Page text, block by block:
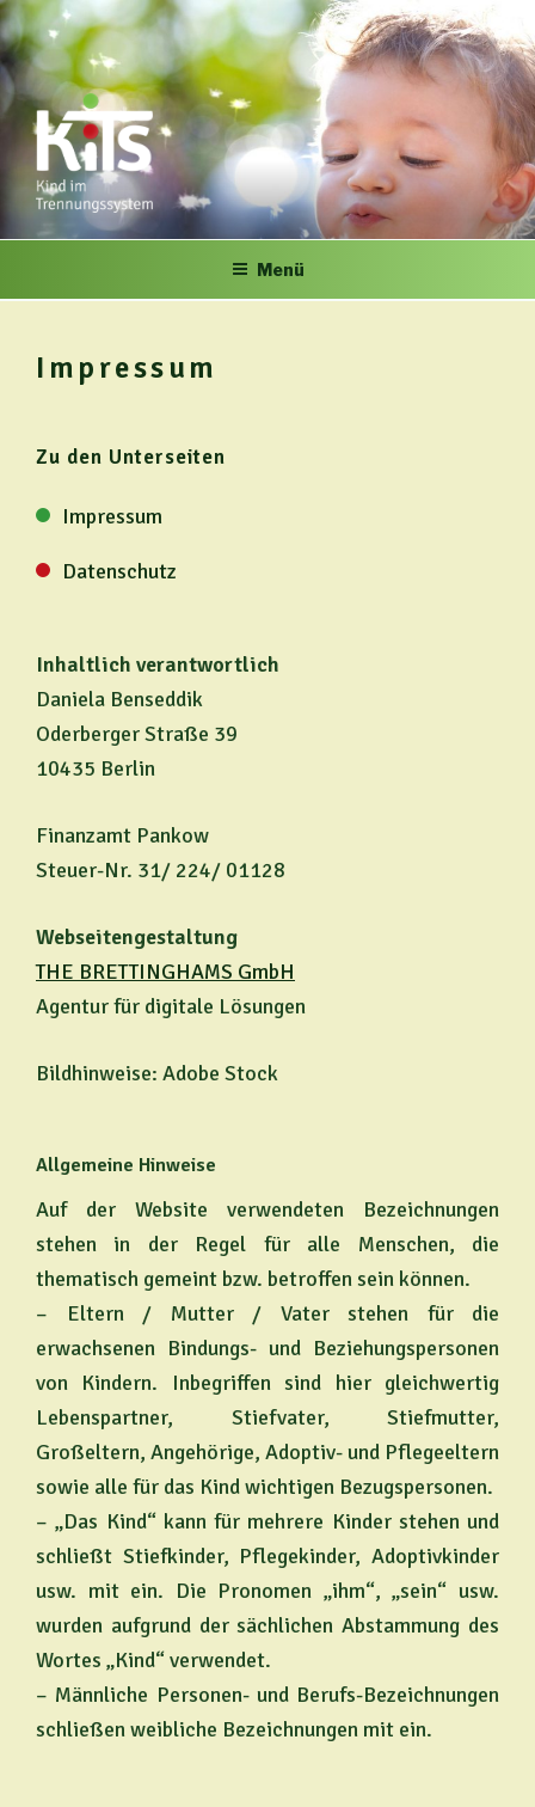
Zum
Inhalt
springen
KITS
Kind im Trennungssystem
Menü
Impressum
Zu den Unterseiten
Impressum
Datenschutz
Inhaltlich verantwortlich
Daniela Benseddik
Oderberger Straße 39
10435 Berlin
Finanzamt Pankow
Steuer-Nr. 31/ 224/ 01128
Webseitengestaltung
THE BRETTINGHAMS GmbH
Agentur für digitale Lösungen
Bildhinweise: Adobe Stock
Allgemeine Hinweise
Auf der Website verwendeten Bezeichnungen
stehen in der Regel für alle Menschen, die
thematisch gemeint bzw. betroffen sein können.
– Eltern / Mutter / Vater stehen für die
erwachsenen Bindungs- und Beziehungspersonen
von Kindern. Inbegriffen sind hier gleichwertig
Lebenspartner, Stiefvater, Stiefmutter,
Großeltern, Angehörige, Adoptiv- und Pflegeeltern
sowie alle für das Kind wichtigen Bezugspersonen.
– „Das Kind“ kann für mehrere Kinder stehen und
schließt Stiefkinder, Pflegekinder, Adoptivkinder
usw. mit ein. Die Pronomen „ihm“, „sein“ usw.
wurden aufgrund der sächlichen Abstammung des
Wortes „Kind“ verwendet.
– Männliche Personen- und Berufs-Bezeichnungen
schließen weibliche Bezeichnungen mit ein.